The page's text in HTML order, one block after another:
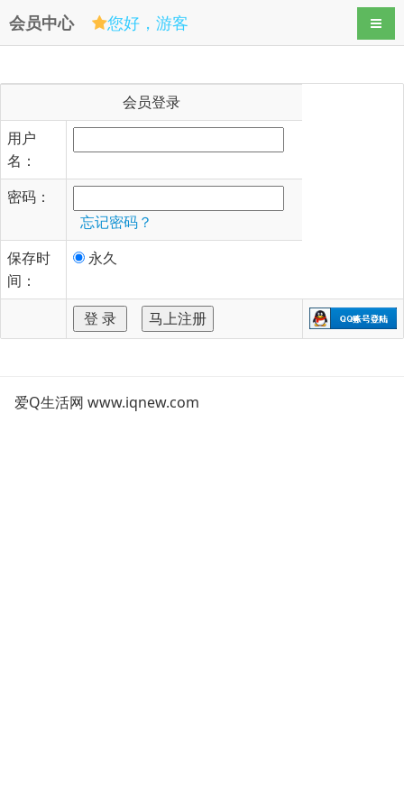
会员中心 您好，游客 导航
会员登录
用户
名：
密码：
忘记密码？
保存时
间：
永久
爱Q生活网 www.iqnew.com